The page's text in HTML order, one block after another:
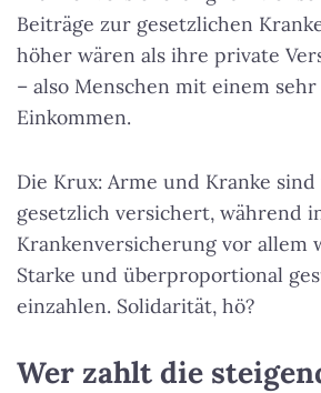
Beiträge zur gesetzlichen
höher wären als ihre private
– also Menschen mit einem
Einkommen.
Die Krux: Arme und Kranke
gesetzlich versichert, während
Krankenversicherung vor allem
Starke und überproportional
einzahlen. Solidarität, hö?
Wer zahlt die